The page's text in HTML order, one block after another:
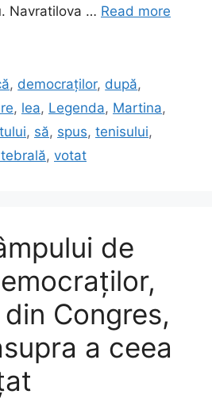
Navratilova … Read more
, democraților, după,
, lea, Legenda, Martina,
, să, spus, tenisului,
, votat
de
Congres,
a ceea